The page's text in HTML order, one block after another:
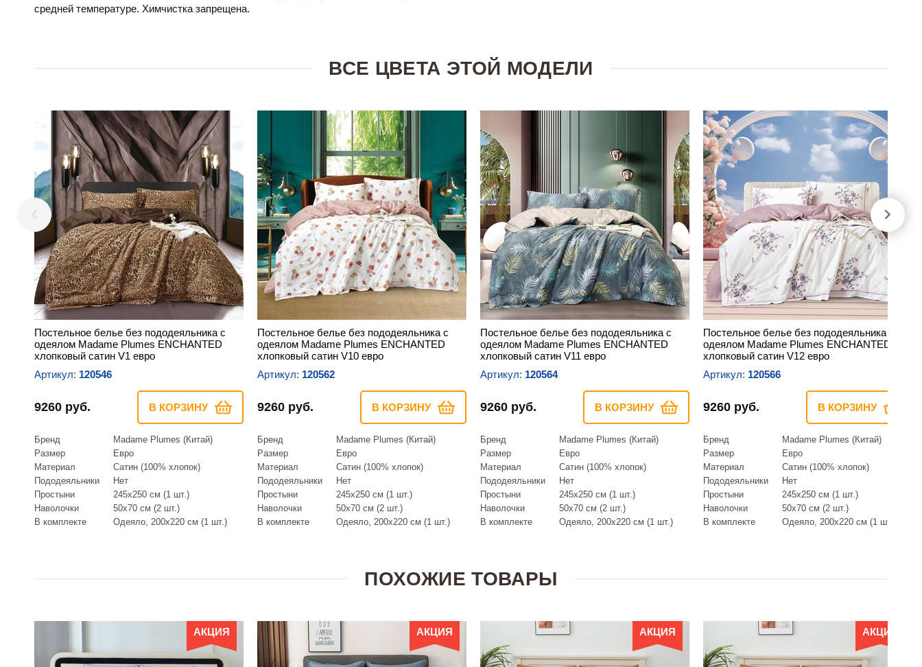
средней температуре. Химчистка запрещена.
ВСЕ ЦВЕТА ЭТОЙ МОДЕЛИ
Постельное белье без пододеяльника с
одеялом Madame Plumes ENCHANTED
хлопковый сатин V1 евро
Артикул: 120546
9260 руб. В КОРЗИНУ
Бренд
Madame Plumes (Китай)
Размер
Евро
Материал
Сатин (100% хлопок)
Пододеяльники
Нет
Простыни
245х250 см (1 шт.)
Наволочки
50х70 см (2 шт.)
В комплекте
Одеяло, 200х220 см (1 шт.)
Постельное белье без пододеяльника с
одеялом Madame Plumes ENCHANTED
хлопковый сатин V10 евро
Артикул: 120562
9260 руб. В КОРЗИНУ
Бренд
Madame Plumes (Китай)
Размер
Евро
Материал
Сатин (100% хлопок)
Пододеяльники
Нет
Простыни
245х250 см (1 шт.)
Наволочки
50х70 см (2 шт.)
В комплекте
Одеяло, 200х220 см (1 шт.)
Постельное белье без пододеяльника с
одеялом Madame Plumes ENCHANTED
хлопковый сатин V11 евро
Артикул: 120564
9260 руб. В КОРЗИНУ
Бренд
Madame Plumes (Китай)
Размер
Евро
Материал
Сатин (100% хлопок)
Пододеяльники
Нет
Простыни
245х250 см (1 шт.)
Наволочки
50х70 см (2 шт.)
В комплекте
Одеяло, 200х220 см (1 шт.)
Постельное белье без пододеяльника с
одеялом Madame Plumes ENCHANTED
хлопковый сатин V12 евро
Артикул: 120566
9260 руб. В КОРЗИНУ
Бренд
Madame Plumes (Китай)
Размер
Евро
Материал
Сатин (100% хлопок)
Пододеяльники
Нет
Простыни
245х250 см (1 шт.)
Наволочки
50х70 см (2 шт.)
В комплекте
Одеяло, 200х220 см (1 шт.)
ПОХОЖИЕ ТОВАРЫ
АКЦИЯ АКЦИЯ АКЦИЯ АКЦИЯ